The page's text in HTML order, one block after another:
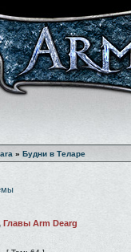
» Будни в Теларе
Главы Arm Dearg